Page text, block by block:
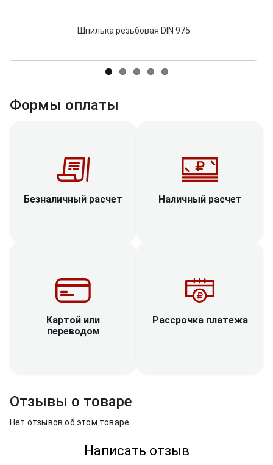
Шпилька резьбовая DIN 975
Формы оплаты
Безналичный расчет Наличный расчет
Картой или
переводом
Рассрочка платежа
Отзывы о товаре
Нет отзывов об этом товаре.
Написать отзыв